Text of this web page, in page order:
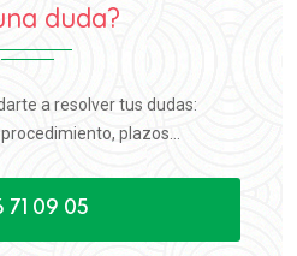
duda?
a resolver tus dudas:
plazos...
71 09 05